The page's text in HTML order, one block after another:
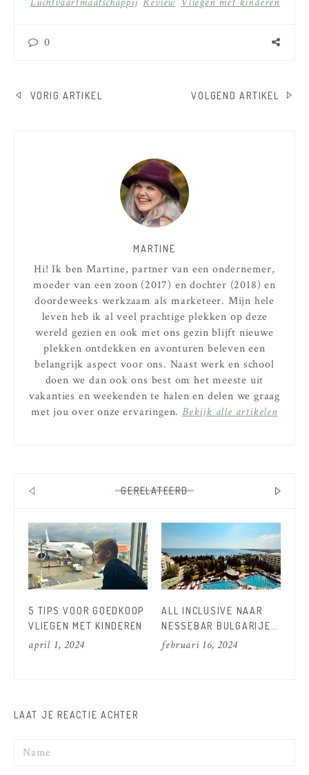
0
BERICHT
VORIG ARTIKEL VOLGEND ARTIKEL
MARTINE
Hi! Ik ben Martine, partner van een ondernemer,
moeder van een zoon (2017) en dochter (2018) en
doordeweeks werkzaam als marketeer. Mijn hele
leven heb ik al veel prachtige plekken op deze
wereld gezien en ook met ons gezin blijft nieuwe
plekken ontdekken en avonturen beleven een
belangrijk aspect voor ons. Naast werk en school
doen we dan ook ons best om het meeste uit
vakanties en weekenden te halen en delen we graag
met jou over onze ervaringen.Bekijk alle artikelen
GERELATEERD
5 TIPS VOOR GOEDKOOP
VLIEGEN MET KINDEREN
april 1, 2024
ALL INCLUSIVE NAAR
NESSEBAR BULGARIJE?
DIT IS ONZE
februari 16, 2024
LAAT JE REACTIE ACHTER
Naam